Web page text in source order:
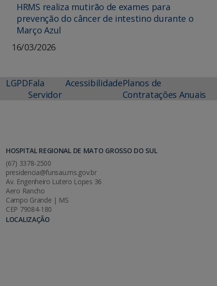
HRMS realiza mutirão de exames para
prevenção do câncer de intestino durante o
Março Azul
16/03/2026
LGPDFala
Servidor
AcessibilidadePlanos de
Contratações Anuais
HOSPITAL REGIONAL DE MATO GROSSO DO SUL
(67) 3378-2500
presidencia@funsau.ms.gov.br
Av. Engenheiro Lutero Lopes 36
Aero Rancho
Campo Grande | MS
CEP 79084-180
LOCALIZAÇÃO